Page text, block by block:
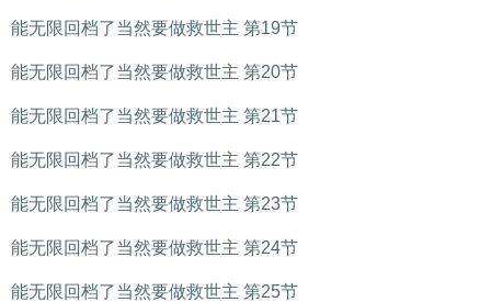
能无限回档了当然要做救世主 第19节
能无限回档了当然要做救世主 第20节
能无限回档了当然要做救世主 第21节
能无限回档了当然要做救世主 第22节
能无限回档了当然要做救世主 第23节
能无限回档了当然要做救世主 第24节
能无限回档了当然要做救世主 第25节